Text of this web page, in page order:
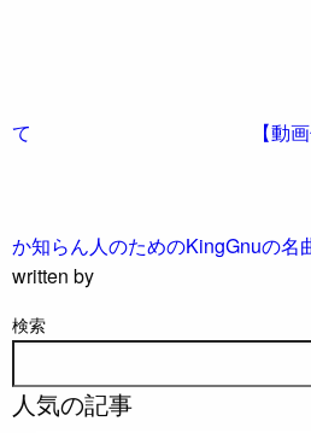
て 【動
か知らん人のためのKingGnuの名
written by
検索
人気の記事